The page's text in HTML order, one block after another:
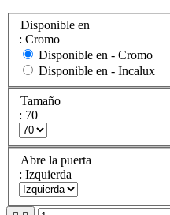
Disponible en
: Cromo
Disponible en - Cromo
Disponible en - Incalux
Tamaño
: 70
Abre la puerta
: Izquierda